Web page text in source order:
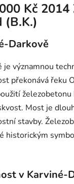
Kč
(B.K.)
Darkově
významnou
překonává řeku
Most je
stavby.
historickým
v Karviné-